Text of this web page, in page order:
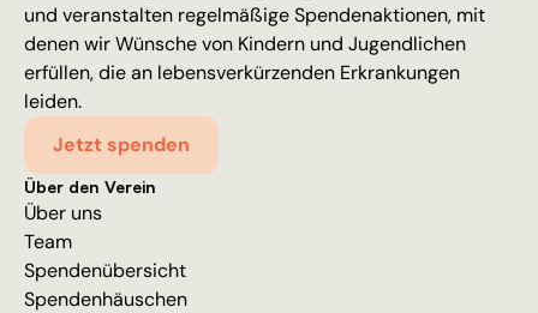
und veranstalten regelmäßige Spendenaktionen, mit
denen wir Wünsche von Kindern und Jugendlichen
erfüllen, die an lebensverkürzenden Erkrankungen
leiden.
Jetzt spenden
Über den Verein
Über uns
Team
Spendenübersicht
Spendenhäuschen